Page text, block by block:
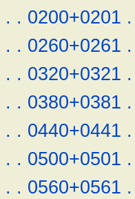
. . 0200+0201 .
. . 0260+0261 .
. . 0320+0321 .
. . 0380+0381 .
. . 0440+0441 .
. . 0500+0501 .
. . 0560+0561 .